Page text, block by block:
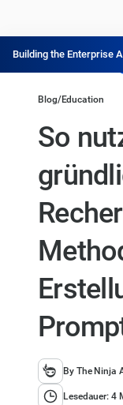
Building the Enterprise
Blog/Education
So
By The Ninja
Lesedauer: 4